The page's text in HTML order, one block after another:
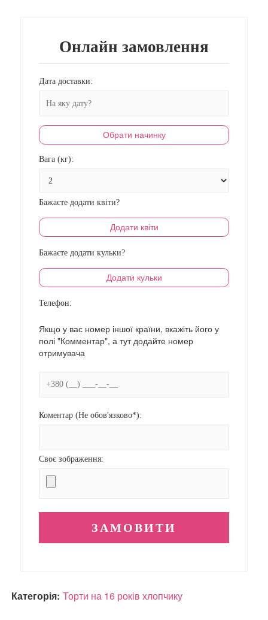
Онлайн замовлення
Дата доставки:
Обрати начинку
Вага (кг):
Бажаєте додати квіти?
Додати квіти
Бажаєте додати кульки?
Додати кульки
Телефон:
Якщо у вас номер іншої країни, вкажіть його у
полі "Комментар", а тут додайте номер
отримувача
Коментар (Не обов'язково*):
Своє зображення:
Категорія: Торти на 16 років хлопчику